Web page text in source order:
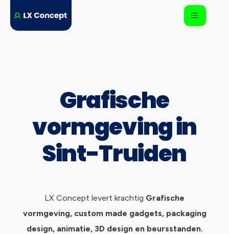
Grafische
vormgeving in
Sint-Truiden
LX Concept levert krachtig Grafische
vormgeving, custom made gadgets, packaging
design, animatie, 3D design en beursstanden.